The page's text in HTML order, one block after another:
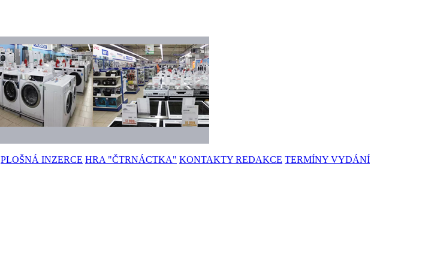
PLOŠNÁ INZERCE HRA "ČTRNÁCTKA" KONTAKTY REDAKCE TERMÍNY VYDÁNÍ